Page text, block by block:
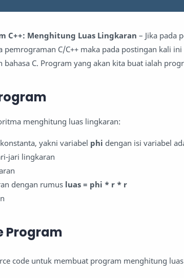
C++: Menghitung Luas Lingkaran – Jika pada
pemrograman C/C++ maka pada postingan kali
bahasa C. Program yang akan kita buat ialah
menghitung luas lingkaran:
yakni variabel phi dengan isi variabel
jari lingkaran
dengan rumus luas = phi * r * r
Program
code untuk membuat program menghitung